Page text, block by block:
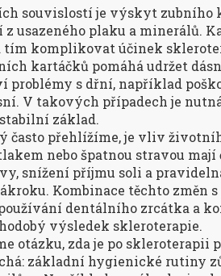
souvislostí je výskyt zubního
usazeného plaku a minerálů.
tím komplikovat účinek
kartáčků pomáhá udržet
problémy s dřní, například
V takových případech je
základ.
často přehlížíme, je vliv
nebo špatnou stravou
snížení příjmu soli a
Kombinace těchto změn
dentálního zrcátka a
výsledek skleroterapie.
otázku, zda je po skleroterapii
základní hygienické rutiny